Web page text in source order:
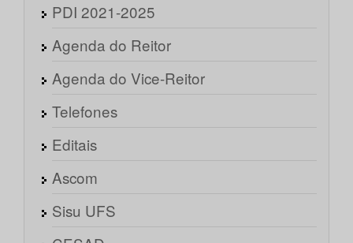
PDI 2021-2025
Agenda do Reitor
Agenda do Vice-Reitor
Telefones
Editais
Ascom
Sisu UFS